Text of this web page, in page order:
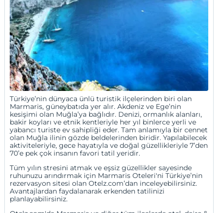
Türkiye’nin dünyaca ünlü turistik ilçelerinden biri olan
Marmaris, güneybatıda yer alır. Akdeniz ve Ege’nin
kesişimi olan Muğla’ya bağlıdır. Denizi, ormanlık alanları,
bakir koyları ve etnik kentleriyle her yıl binlerce yerli ve
yabancı turiste ev sahipliği eder. Tam anlamıyla bir cennet
olan Muğla ilinin gözde beldelerinden biridir. Yapılabilecek
aktiviteleriyle, gece hayatıyla ve doğal güzellikleriyle 7’den
70’e pek çok insanın favori tatil yeridir.
Tüm yılın stresini atmak ve eşsiz güzellikler sayesinde
ruhunuzu arındırmak için Marmaris Oteleri'ni Türkiye’nin
rezervasyon sitesi olan Otelz.com’dan inceleyebilirsiniz.
Avantajlardan faydalanarak erkenden tatilinizi
planlayabilirsiniz.